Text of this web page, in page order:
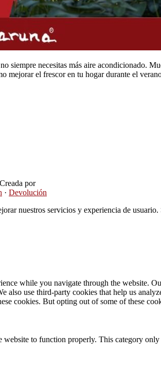
siempre necesitas más aire acondicionado.
mejorar el frescor en tu hogar durante el
por
· Devolución
nuestros servicios y experiencia de
while you navigate through the website.
also use third-party cookies that help us
cookies. But opting out of some of these
website to function properly. This category